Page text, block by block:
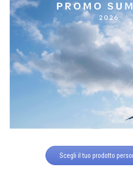
Scegli il tuo prodotto